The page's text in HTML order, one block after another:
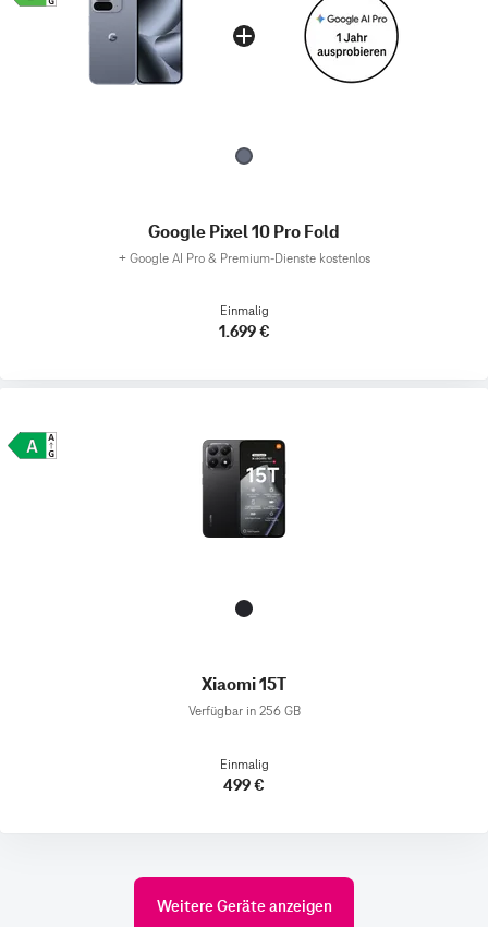
Google Pixel 10 Pro Fold
+ Google AI Pro & Premium-Dienste kostenlos
Einmalig
1.699 €
Xiaomi 15T
Verfügbar in 256 GB
Einmalig
499 €
Weitere Geräte anzeigen